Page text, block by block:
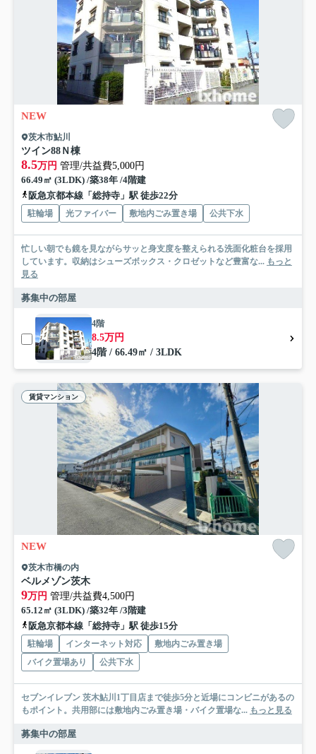
NEW
茨木市鮎川
ツイン88Ｎ棟
8.5万円 管理/共益費5,000円
66.49㎡ (3LDK) /築38年 /4階建
阪急京都本線「総持寺」駅 徒歩22分
駐輪場 光ファイバー 敷地内ごみ置き場 公共下水
忙しい朝でも鏡を見ながらサッと身支度を整えられる洗面化粧台を採用
しています。収納はシューズボックス・クロゼットなど豊富な... もっと
見る
募集中の部屋
4階
8.5万円
4階 / 66.49㎡ / 3LDK
賃貸マンション
NEW
茨木市橋の内
ベルメゾン茨木
9万円 管理/共益費4,500円
65.12㎡ (3LDK) /築32年 /3階建
阪急京都本線「総持寺」駅 徒歩15分
駐輪場 インターネット対応
敷地内ごみ置き場
バイク置場あり
公共下水
セブンイレブン 茨木鮎川1丁目店まで徒歩5分と近場にコンビニがあるの
もポイント。共用部には敷地内ごみ置き場・バイク置場な... もっと見る
募集中の部屋